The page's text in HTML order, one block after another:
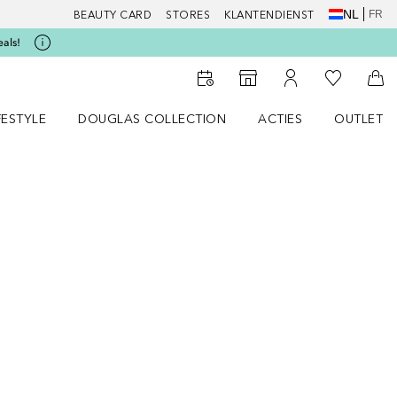
BEAUTY CARD STORES KLANTENDIENST NL FR
Naar StorefinderNaar Mijn Account
Naar Mijn
DOUGLAS COLLECTION
ACTIES
OUTLET